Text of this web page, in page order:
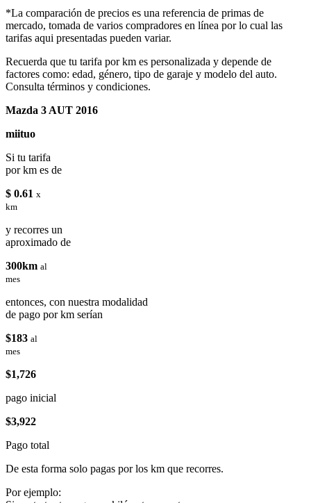
*La comparación de precios es una referencia de primas de
mercado, tomada de varios compradores en línea por lo cual las
tarifas aqui presentadas pueden variar.
Recuerda que tu tarifa por km es personalizada y depende de
factores como: edad, género, tipo de garaje y modelo del auto.
Consulta términos y condiciones.
Mazda 3 AUT 2016
miituo
Si tu tarifa
por km es de
$ 0.61 x
km
y recorres un
aproximado de
300km al
mes
entonces, con nuestra modalidad
de pago por km serían
$183 al
mes
$1,726
pago inicial
$3,922
Pago total
De esta forma solo pagas por los km que recorres.
Por ejemplo: